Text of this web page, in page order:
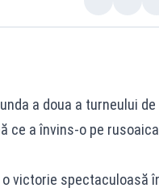
a doua a turneului de
ce a învins-o pe
o victorie spectaculoasă